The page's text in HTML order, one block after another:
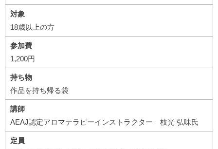
対象
18歳以上の方
参加費
1,200円
持ち物
作品を持ち帰る袋
講師
AEAJ認定アロマテラピーインストラクター 枝光 弘味氏
定員